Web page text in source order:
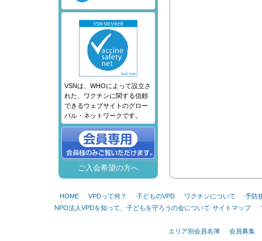
VSNは、WHOによって設立さ
れた、ワクチンに関する信頼
できるウェブサイトのグロー
バル・ネットワークです。
ご入会希望の方へ
HOME VPDって何？ 子どものVPD ワクチンについて
予防
NPO法人VPDを知って、子どもを守ろうの会について サイトマップ
エリア別会員名簿 会員募集